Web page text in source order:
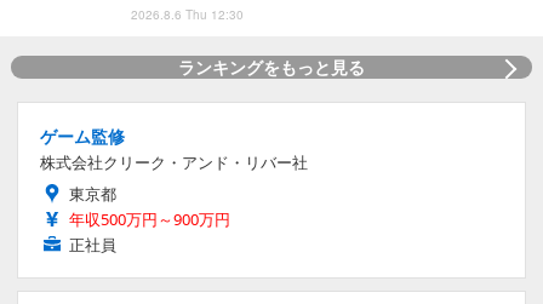
2026.8.6 Thu 12:30
ランキングをもっと見る
ゲーム監修
株式会社クリーク・アンド・リバー社
東京都
年収500万円～900万円
正社員